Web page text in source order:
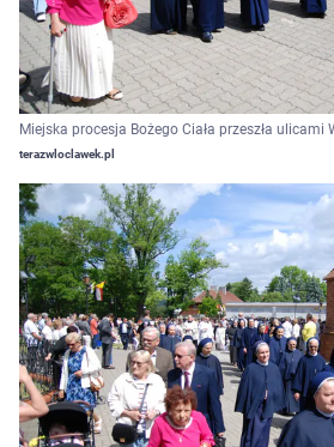
Miejska procesja Bożego Ciała przeszła ulicami
terazwloclawek.pl